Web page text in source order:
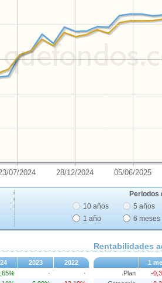
07/2024 28/12/2024 05/06/2025
Periodos
10 años
5 años
1 año
6 meses
2023 2022
·
·
Rentabilidades
1
Plan -